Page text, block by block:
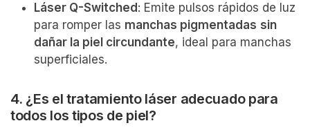
Láser Q-Switched : Emite pulsos rápidos de luz
para romper las manchas pigmentadas sin
dañar la piel circundante, ideal para manchas
superficiales.
4. ¿Es el tratamiento láser adecuado para
todos los tipos de piel?